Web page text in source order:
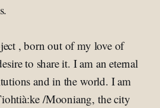
, born out of my love of
to share it. I am an eternal
and in the world. I am
/Mooniang, the city